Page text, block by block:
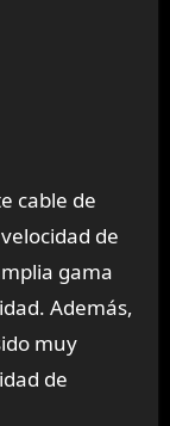
cable de
de
gama
Además,
muy
de